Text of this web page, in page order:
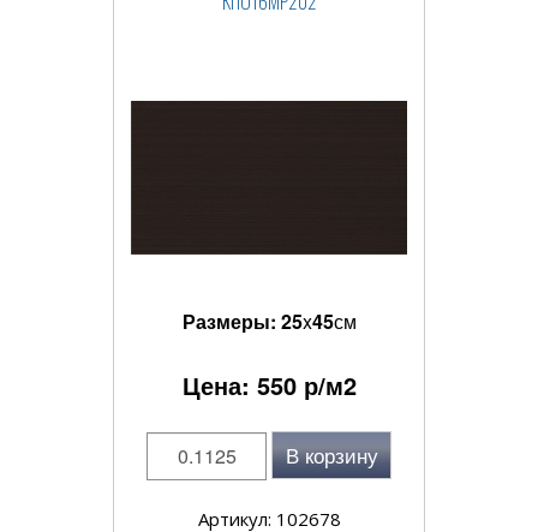
Размеры: 25x45см
Цена: 550р/м2
В корзину
Артикул: 102678